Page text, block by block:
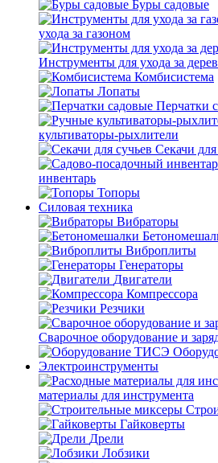
Буры садовые
ухода за газоном
Инструменты для ухода за
Комбисистема
Лопаты
Перчатки
культиваторы-рыхлители
Секачи для
инвентарь
Топоры
Силовая техника
Вибраторы
Виброплиты
Генераторы
Двигатели
Компрессора
Резчики
Сварочное оборудование и
Электроинструменты
материалы для инструмента
Гайковерты
Дрели
Лобзики